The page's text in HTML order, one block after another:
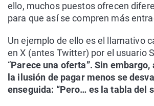
ello, muchos puestos ofrecen
para que así se compren más
Un ejemplo de ello es el llamativo
en X (antes Twitter) por el usuario
“Parece una oferta”. Sin
la ilusión de pagar menos se
enseguida: “Pero… es la tabla del